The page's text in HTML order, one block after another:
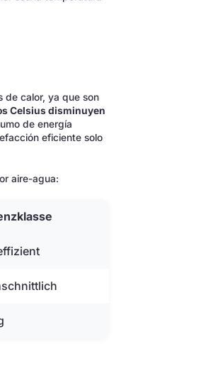
de calor, ya que son
Celsius disminuyen
de energía
eficiente solo
aire-agua: